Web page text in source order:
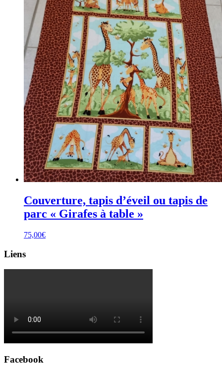
Couverture, tapis d’éveil ou tapis de
parc « Girafes à table »
75,00€
Liens
Facebook